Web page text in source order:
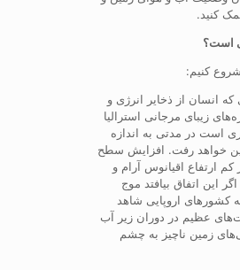
کنید.
است؟
کنیم:
که انسان از ذخایر انرژی و
زیبای مرجانی استرالیا
است در مدتی به اندازه
خواهد رفت. افزایش سطح
ارتفاع اقیانوس آرام و
این اتفاق بیافتد موج
کشورهای اروپایی شاهد
عظیم در دوران زیر آب
زمین ناچیز به چشم